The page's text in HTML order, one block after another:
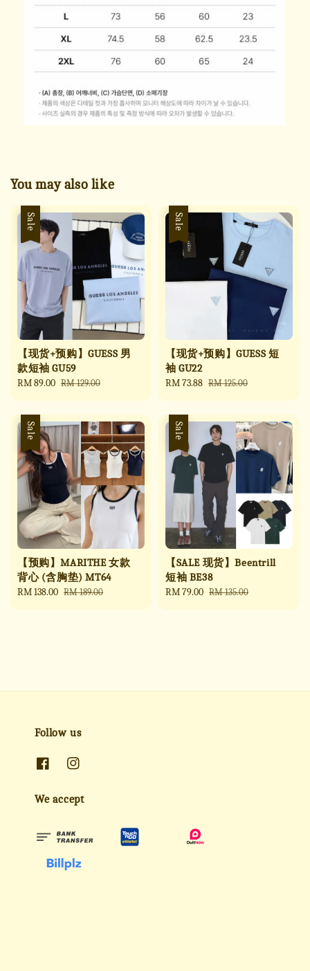
You may also like
Sale
【现货+预购】GUESS 男
款短袖 GU59
Sale
RM 89.00 Regular
RM 129.00
Sale
【现货+预购】GUESS 短
袖 GU22
Sale
RM 73.88 Regular
RM 125.00
Sale
【预购】MARITHE 女款
背心 (含胸垫) MT64
Sale
RM 138.00 Regular
RM 189.00
Sale
【SALE 现货】Beentrill
短袖 BE38
Sale
RM 79.00 Regular
RM 135.00
Follow us
We accept